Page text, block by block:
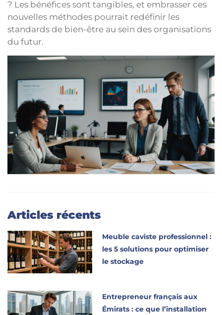
? Les bénéfices sont tangibles, et embrasser ces
nouvelles méthodes pourrait redéfinir les
standards de bien-être au sein des organisations
du futur.
Articles récents
Meuble caviste professionnel :
les 5 solutions pour optimiser
le stockage
Entrepreneur français aux
Émirats : ce que l’installation